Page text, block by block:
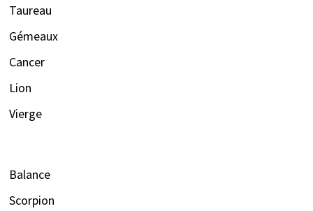
Taureau
Gémeaux
Cancer
Lion
Vierge
Balance
Scorpion